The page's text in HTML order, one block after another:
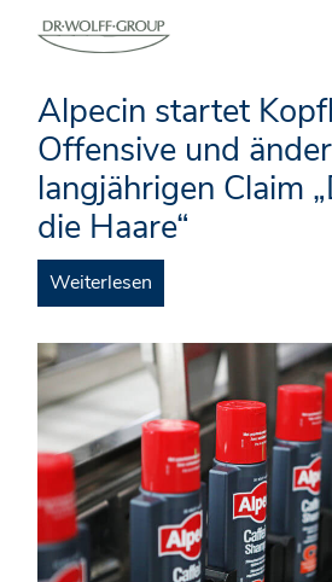
Alpecin startet
Offensive und
langjährigen Claim
die Haare“
Weiterlesen